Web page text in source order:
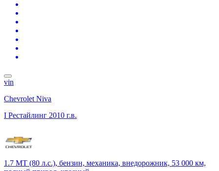
vin
Chevrolet Niva
I Рестайлинг 2010 г.в.
1.7 MT (80 л.с.), бензин, механика, внедорожник, 53 000 км,